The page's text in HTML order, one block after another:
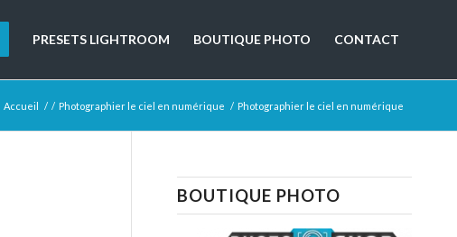
PRESETS LIGHTROOM BOUTIQUE PHOTO CONTACT
Accueil / / Photographier le ciel en numérique / Photographier le ciel en numérique
BOUTIQUE PHOTO